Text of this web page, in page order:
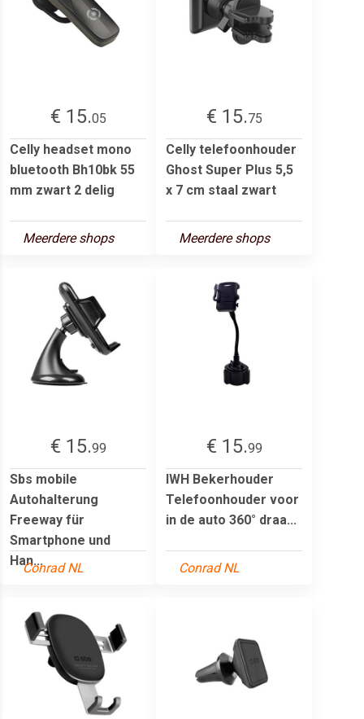
€ 15.05
Celly headset mono
bluetooth Bh10bk 55
mm zwart 2 delig
Meerdere shops
€ 15.75
Celly telefoonhouder
Ghost Super Plus 5,5
x 7 cm staal zwart
Meerdere shops
€ 15.99
Sbs mobile
Autohalterung
Freeway für
Smartphone und
Han...
Conrad NL
€ 15.99
IWH Bekerhouder
Telefoonhouder voor
in de auto 360° draa...
Conrad NL